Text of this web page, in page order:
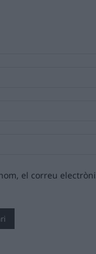
el correu